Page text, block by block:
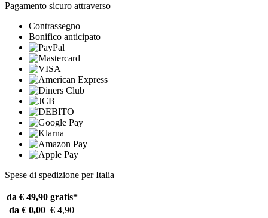
Pagamento sicuro attraverso
Contrassegno
Bonifico anticipato
Spese di spedizione per Italia
da € 49,90 gratis*
da € 0,00 € 4,90